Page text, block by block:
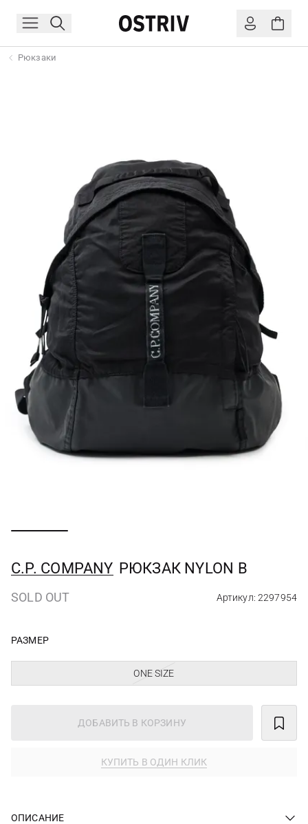
Рюкзаки
C.P. COMPANY РЮКЗАК NYLON B
SOLD OUT Артикул: 2297954
РАЗМЕР
ONE SIZE
ДОБАВИТЬ В КОРЗИНУ
КУПИТЬ В ОДИН КЛИК
ОПИСАНИЕ